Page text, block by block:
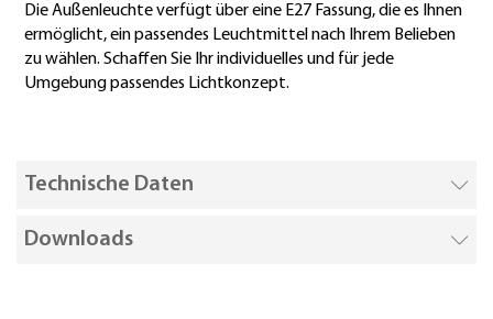
Die Außenleuchte verfügt über eine E27 Fassung, die es Ihnen
ermöglicht, ein passendes Leuchtmittel nach Ihrem Belieben
zu wählen. Schaffen Sie Ihr individuelles und für jede
Umgebung passendes Lichtkonzept.
Technische Daten
Downloads